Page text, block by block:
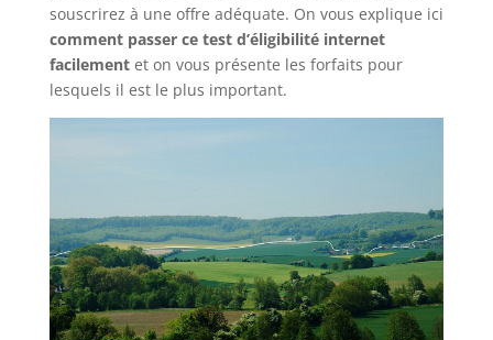
souscrirez à une offre adéquate. On vous explique ici
comment passer ce test d’éligibilité internet
facilementet on vous présente les forfaits pour
lesquels il est le plus important.